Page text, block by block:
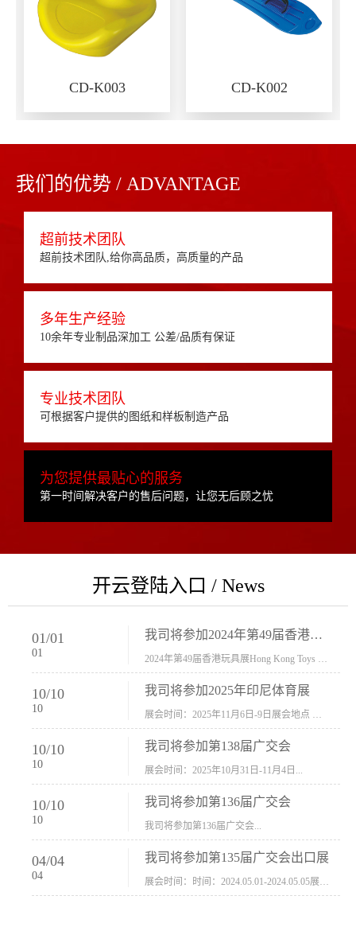
CD-K003 CD-K002
我们的优势 / ADVANTAGE
超前技术团队
超前技术团队,给你高品质，高质量的产品
多年生产经验
10余年专业制品深加工 公差/品质有保证
专业技术团队
可根据客户提供的图纸和样板制造产品
为您提供最贴心的服务
第一时间解决客户的售后问题，让您无后顾之忧
开云登陆入口 / News
01/01
01
我司将参加2024年第49届香港玩具展Hong Kong Toys & Games Fair 欢迎新···
10/10
10
我司将参加2025年印尼体育展
10/10
10
我司将参加第138届广交会
展会时间：2025年10月31日-11月4日...
10/10
10
我司将参加第136届广交会
我司将参加第136届广交会...
04/04
04
我司将参加第135届广交会出口展
展会时间：时间：2024.05.01-2024.05.05展会地址：中国进出口商品交易会展馆福建康莱宝公司展位号12.1G37-38、H11-12，浙江康莱宝展位号17.1B23-24、C19-20...